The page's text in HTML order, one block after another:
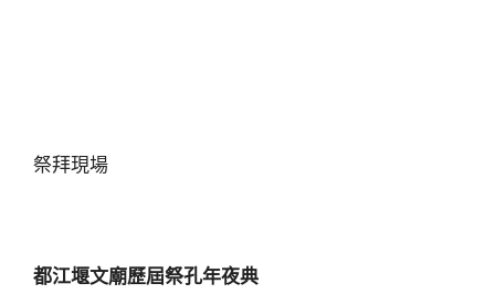
祭拜現場
都江堰文廟歷屆祭孔年夜典